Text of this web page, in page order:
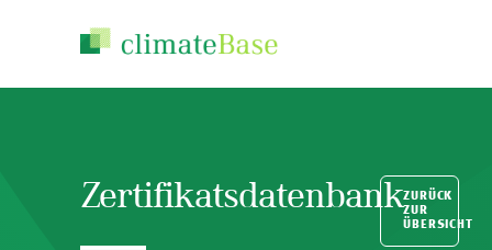
ZertifikatsdatenbankZURÜCK
ZUR
ÜBERSICHT